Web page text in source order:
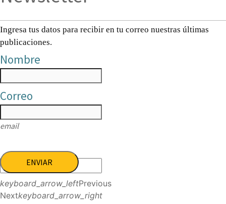
Ingresa tus datos para recibir en tu correo nuestras últimas
publicaciones.
Nombre
Correo
email
ENVIAR
keyboard_arrow_leftPrevious
Nextkeyboard_arrow_right